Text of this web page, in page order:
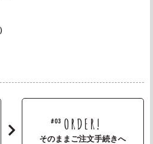
#03 ORDER!
そのままご注文手続きへ